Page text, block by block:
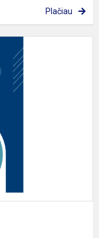
Plačiau